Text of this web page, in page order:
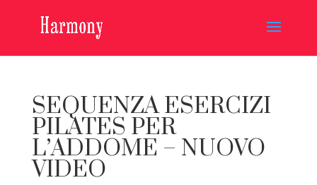
SEQUENZA ESERCIZI
PILATES PER
L’ADDOME – NUOVO
VIDEO